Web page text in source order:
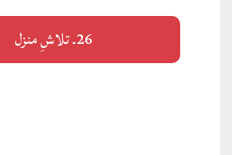
26۔ تلاشِ منزل